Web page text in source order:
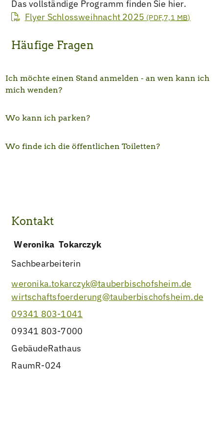
Das vollständige Programm finden Sie hier.
Flyer Schlossweihnacht 2025 (PDF,7,1 MB)
Häufige Fragen
Ich möchte einen Stand anmelden - an wen kann ich
mich wenden?
Wo kann ich parken?
Wo finde ich die öffentlichen Toiletten?
Kontakt
Weronika Tokarczyk
Sachbearbeiterin
weronika.tokarczyk@tauberbischofsheim.de
wirtschaftsfoerderung@tauberbischofsheim.de
09341 803-1041
09341 803-7000
GebäudeRathaus
RaumR-024